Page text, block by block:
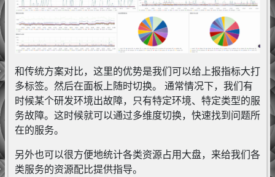
和传统方案对比，这里的优势是我们可以给上报指标大打
多标签。然后在面板上随时切换。 通常情况下，我们有
时候某个研发环境出故障，只有特定环境、特定类型的服
务故障。这时候就可以通过多维度切换，快速找到问题所
在的服务。
另外也可以很方便地统计各类资源占用大盘，来给我们各
类服务的资源配比提供指导。